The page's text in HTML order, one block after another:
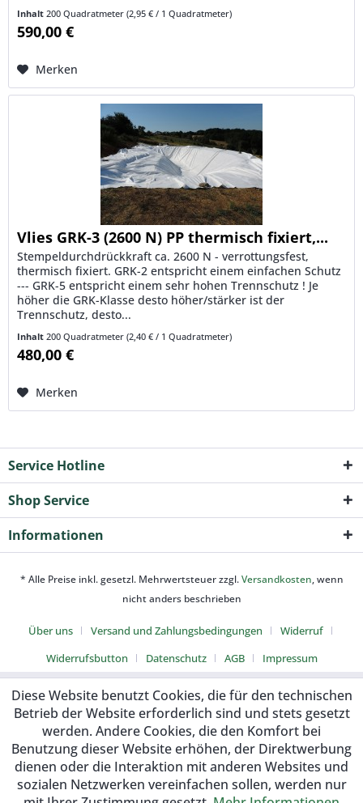
Inhalt 200 Quadratmeter(2,95 € / 1 Quadratmeter)
590,00 €
Merken
Vlies GRK-3 (2600 N) PP thermisch fixiert,...
Stempeldurchdrückkraft ca. 2600 N - verrottungsfest,
thermisch fixiert. GRK-2 entspricht einem einfachen Schutz
--- GRK-5 entspricht einem sehr hohen Trennschutz ! Je
höher die GRK-Klasse desto höher/stärker ist der
Trennschutz, desto...
Inhalt200 Quadratmeter(2,40 € / 1 Quadratmeter)
480,00 €
Merken
Service Hotline
Shop Service
Informationen
* Alle Preise inkl. gesetzl. Mehrwertsteuer zzgl.Versandkosten, wenn
nicht anders beschrieben
Über uns Versand und Zahlungsbedingungen
Widerruf
Widerrufsbutton
Datenschutz AGB Impressum
Diese Website benutzt Cookies, die für den technischen
Betrieb der Website erforderlich sind und stets gesetzt
werden. Andere Cookies, die den Komfort bei
Benutzung dieser Website erhöhen, der Direktwerbung
dienen oder die Interaktion mit anderen Websites und
sozialen Netzwerken vereinfachen sollen, werden nur